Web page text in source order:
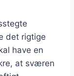
det rigtige
have en
at sværen